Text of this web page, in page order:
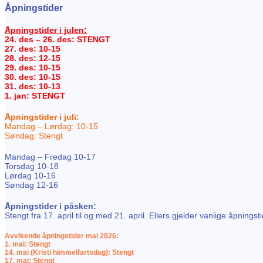
Åpningstider
Åpningstider i julen:
24. des – 26. des: STENGT
27. des: 10-15
28. des: 12-15
29. des: 10-15
30. des: 10-15
31. des: 10-13
1. jan: STENGT
Åpningstider i juli:
Mandag – Lørdag: 10-15
Søndag: Stengt
Mandag – Fredag 10-17
Torsdag 10-18
Lørdag 10-16
Søndag 12-16
Åpningstider i påsken:
Stengt fra 17. april til og med 21. april. Ellers gjelder vanlige
Avvikende åpningstider mai 2026:
1. mai: Stengt
14. mai (Kristi himmelfartsdag): Stengt
17. mai: Stengt